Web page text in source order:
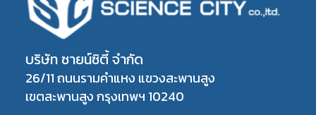
บริษัท ซายน์ซิตี้ จำกัด
26/11 ถนนรามคำแหง แขวงสะพานสูง
เขตสะพานสูง กรุงเทพฯ 10240